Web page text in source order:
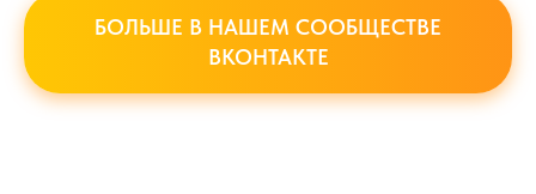
БОЛЬШЕ В НАШЕМ СООБЩЕСТВЕ
ВКОНТАКТЕ